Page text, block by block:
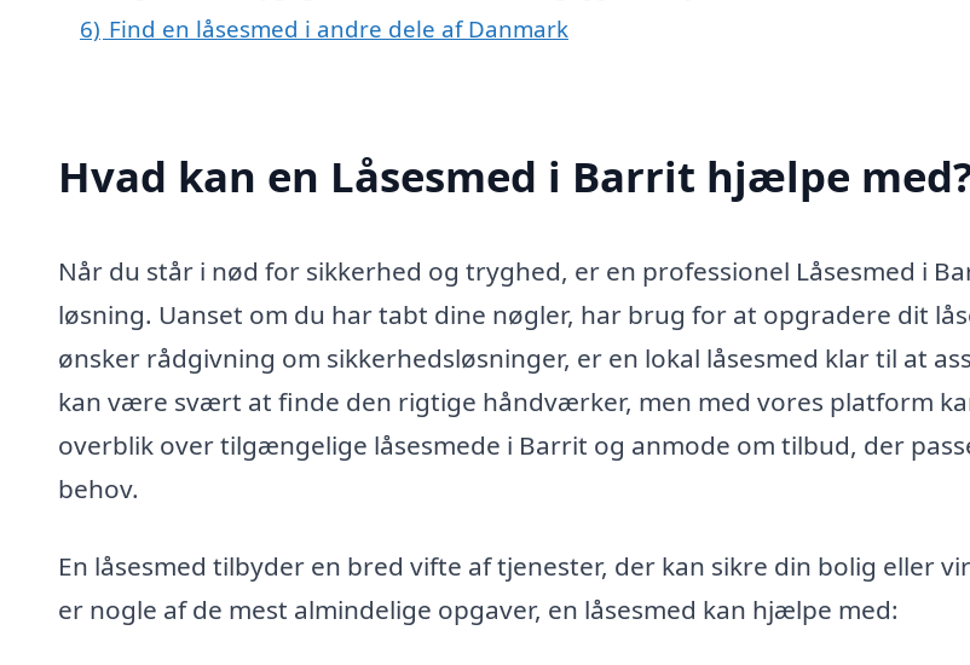
6) Find en låsesmed i andre dele af Danmark
Hvad kan en Låsesmed i Barrit hjælpe
Når du står i nød for sikkerhed og tryghed, er en professionel Låsesmed i
løsning. Uanset om du har tabt dine nøgler, har brug for at opgradere dit
ønsker rådgivning om sikkerhedsløsninger, er en lokal låsesmed klar til at
kan være svært at finde den rigtige håndværker, men med vores platform
overblik over tilgængelige låsesmede i Barrit og anmode om tilbud, der
behov.
En låsesmed tilbyder en bred vifte af tjenester, der kan sikre din bolig eller
er nogle af de mest almindelige opgaver, en låsesmed kan hjælpe med: